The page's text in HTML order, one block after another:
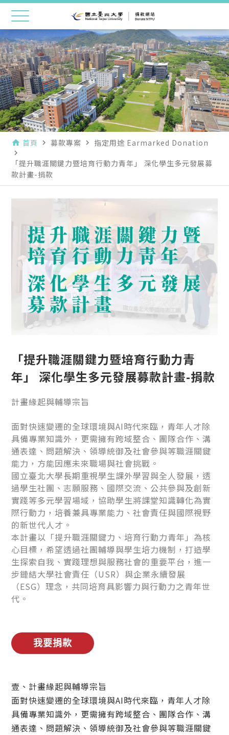
home 首頁 navigate_next 募款專案 navigate_next 指定用途 Earmarked Donation
navigate_next
「提升職涯關鍵力暨培育行動力青年」 深化學生多元發展募
款計畫-捐款
「提升職涯關鍵力暨培育行動力青
年」 深化學生多元發展募款計畫-捐款
計畫緣起與輔導宗旨
面對快速變遷的全球環境與AI時代來臨，青年人才除
具備專業知識外，更需擁有跨域整合、團隊合作、溝
通表達、問題解決、領導統御及社會參與等職涯關鍵
能力，方能因應未來職場與社會挑戰。
國立臺北大學長期重視學生課外學習與全人發展，透
過學生社團、志願服務、國際交流、公共參與及創新
實踐等多元學習場域，協助學生將課堂知識轉化為實
際行動力，培養兼具專業能力、社會責任與國際視野
的新世代人才。
本計畫以「提升職涯關鍵力、培育行動力青年」為核
心目標，希望透過社團輔導與學生培力機制，打造學
生探索自我、實踐理想與服務社會的重要平台，進一
步鏈結大學社會責任（USR）與企業永續發展
（ESG）理念，共同培育具影響力與行動力之青年世
代。
壹、計畫緣起與輔導宗旨
面對快速變遷的全球環境與AI時代來臨，青年人才除
具備專業知識外，更需擁有跨域整合、團隊合作、溝
通表達、問題解決、領導統御及社會參與等職涯關鍵